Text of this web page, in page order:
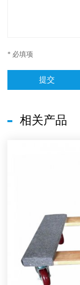
* 必填项
提交
相关产品